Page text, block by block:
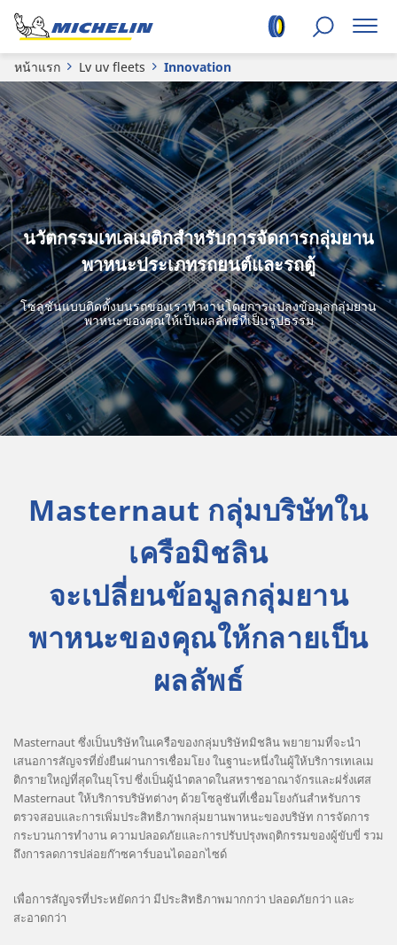
หน้าแรก Lv uv fleets Innovation
นวัตกรรมเทเลเมติกสำหรับการจัดการกลุ่มยาน
พาหนะประเภทรถยนต์และรถตู้
โซลูชันแบบติดตั้งบนรถของเราทำงานโดยการแปลงข้อมูลกลุ่มยาน
พาหนะของคุณให้เป็นผลลัพธ์ที่เป็นรูปธรรม
Masternaut กลุ่มบริษัทใน
เครือมิชลิน
จะเปลี่ยนข้อมูลกลุ่มยาน
พาหนะของคุณให้กลายเป็น
ผลลัพธ์
Masternaut ซึ่งเป็นบริษัทในเครือของกลุ่มบริษัทมิชลิน พยายามที่จะนำ
เสนอการสัญจรที่ยั่งยืนผ่านการเชื่อมโยง ในฐานะหนึ่งในผู้ให้บริการเทเลเม
ติกรายใหญ่ที่สุดในยุโรป ซึ่งเป็นผู้นำตลาดในสหราชอาณาจักรและฝรั่งเศส
Masternaut ให้บริการบริษัทต่างๆ ด้วยโซลูชันที่เชื่อมโยงกันสำหรับการ
ตรวจสอบและการเพิ่มประสิทธิภาพกลุ่มยานพาหนะของบริษัท การจัดการ
กระบวนการทำงาน ความปลอดภัยและการปรับปรุงพฤติกรรมของผู้ขับขี่ รวม
ถึงการลดการปล่อยก๊าซคาร์บอนไดออกไซด์
เพื่อการสัญจรที่ประหยัดกว่า มีประสิทธิภาพมากกว่า ปลอดภัยกว่า และ
สะอาดกว่า